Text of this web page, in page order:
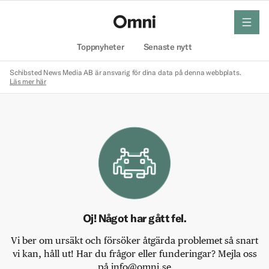
Toppnyheter Senaste nytt
meny
Schibsted News Media AB är ansvarig för dina data på denna webbplats.
Läs mer här
Oj! Något har gått fel.
Vi ber om ursäkt och försöker åtgärda problemet så snart
vi kan, håll ut! Har du frågor eller funderingar? Mejla oss